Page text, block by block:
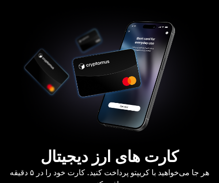
کارت های ارز دیجیتال
هر جا می‌خواهید با کریپتو پرداخت کنید. کارت خود را در ۵ دقیقه